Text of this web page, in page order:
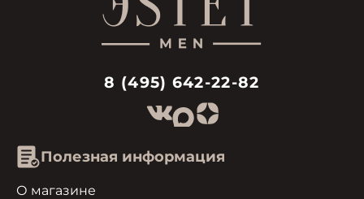
8 (495) 642-22-82
Полезная информация
О магазине